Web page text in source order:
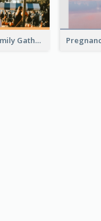
Thanksgiving Family Gathering Photo Book